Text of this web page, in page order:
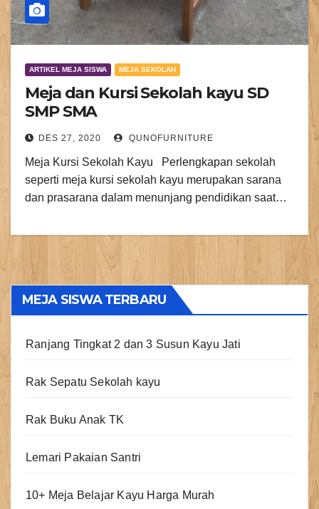
ARTIKEL MEJA SISWA MEJA SEKOLAH
Meja dan Kursi Sekolah kayu SD
SMP SMA
DES 27, 2020 QUNOFURNITURE
Meja Kursi Sekolah Kayu Perlengkapan sekolah
seperti meja kursi sekolah kayu merupakan sarana
dan prasarana dalam menunjang pendidikan saat…
MEJA SISWA TERBARU
Ranjang Tingkat 2 dan 3 Susun Kayu Jati
Rak Sepatu Sekolah kayu
Rak Buku Anak TK
Lemari Pakaian Santri
10+ Meja Belajar Kayu Harga Murah